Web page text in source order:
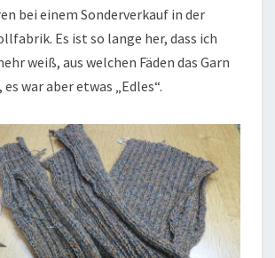
bei einem Sonderverkauf in der
Es ist so lange her, dass ich
weiß, aus welchen Fäden das Garn
war aber etwas „Edles“.